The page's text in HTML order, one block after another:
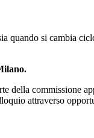
quando si cambia
della commissione
attraverso